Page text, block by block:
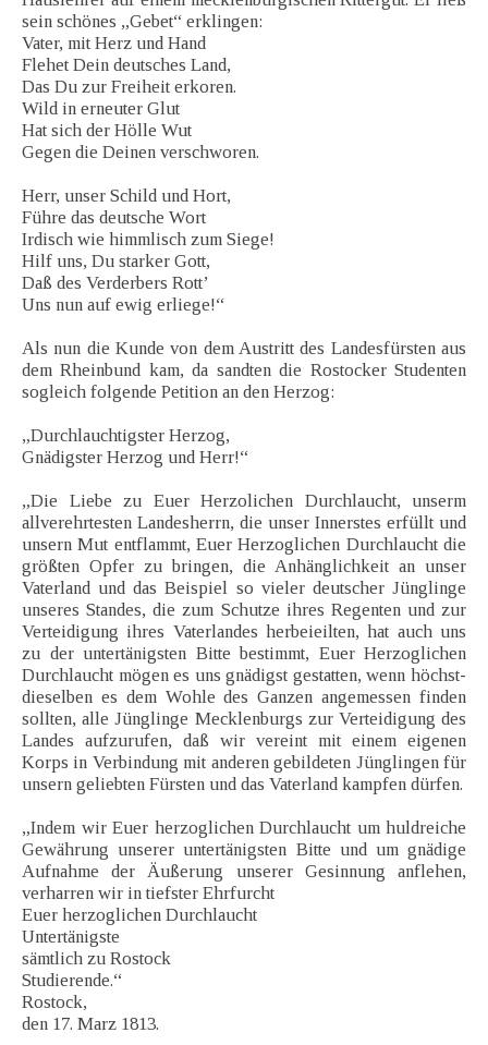
sein schönes „Gebet“ erklingen:
Vater, mit Herz und Hand
Flehet Dein deutsches Land,
Das Du zur Freiheit erkoren.
Wild in erneuter Glut
Hat sich der Hölle Wut
Gegen die Deinen verschworen.
Herr, unser Schild und Hort,
Führe das deutsche Wort
Irdisch wie himmlisch zum Siege!
Hilf uns, Du starker Gott,
Daß des Verderbers Rott’
Uns nun auf ewig erliege!“
Als nun die Kunde von dem Austritt des Landesfürsten aus
dem Rheinbund kam, da sandten die Rostocker Studenten
sogleich folgende Petition an den Herzog:
„Durchlauchtigster Herzog,
Gnädigster Herzog und Herr!“
„Die Liebe zu Euer Herzolichen Durchlaucht, unserm
allverehrtesten Landesherrn, die unser Innerstes erfüllt und
unsern Mut entflammt, Euer Herzoglichen Durchlaucht die
größten Opfer zu bringen, die Anhänglichkeit an unser
Vaterland und das Beispiel so vieler deutscher Jünglinge
unseres Standes, die zum Schutze ihres Regenten und zur
Verteidigung ihres Vaterlandes herbeieilten, hat auch uns
zu der untertänigsten Bitte bestimmt, Euer Herzoglichen
Durchlaucht mögen es uns gnädigst gestatten, wenn höchst-
dieselben es dem Wohle des Ganzen angemessen finden
sollten, alle Jünglinge Mecklenburgs zur Verteidigung des
Landes aufzurufen, daß wir vereint mit einem eigenen
Korps in Verbindung mit anderen gebildeten Jünglingen für
unsern geliebten Fürsten und das Vaterland kampfen dürfen.
„Indem wir Euer herzoglichen Durchlaucht um huldreiche
Gewährung unserer untertänigsten Bitte und um gnädige
Aufnahme der Äußerung unserer Gesinnung anflehen,
verharren wir in tiefster Ehrfurcht
Euer herzoglichen Durchlaucht
Untertänigste
sämtlich zu Rostock
Studierende.“
Rostock,
den 17. Marz 1813.